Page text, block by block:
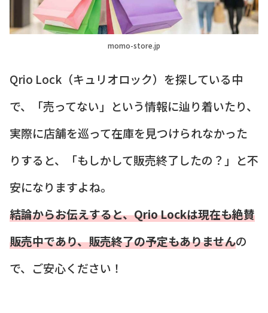
momo-store.jp
Qrio Lock（キュリオロック）を探している中
で、「売ってない」という情報に辿り着いたり、
実際に店舗を巡って在庫を見つけられなかった
りすると、「もしかして販売終了したの？」と不
安になりますよね。
結論からお伝えすると、Qrio Lockは現在も絶賛
販売中であり、販売終了の予定もありませんの
で、ご安心ください！